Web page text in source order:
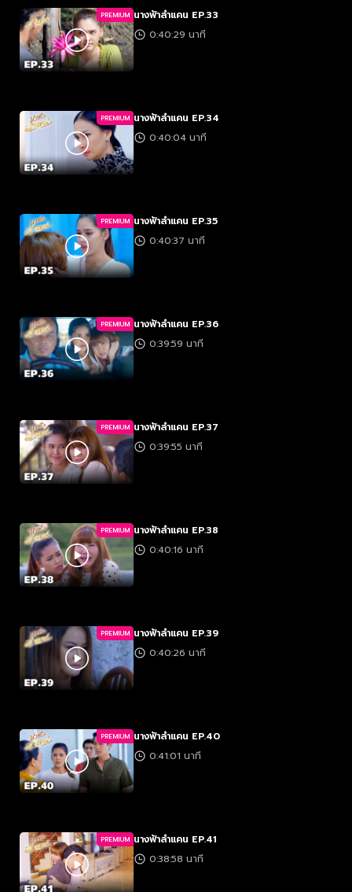
PREMIUM นางฟ้าลำแคน EP.33
0:40:29 นาที
PREMIUM นางฟ้าลำแคน EP.34
0:40:04 นาที
PREMIUM นางฟ้าลำแคน EP.35
0:40:37 นาที
PREMIUM นางฟ้าลำแคน EP.36
0:39:59 นาที
PREMIUM นางฟ้าลำแคน EP.37
0:39:55 นาที
PREMIUM นางฟ้าลำแคน EP.38
0:40:16 นาที
PREMIUM นางฟ้าลำแคน EP.39
0:40:26 นาที
PREMIUM นางฟ้าลำแคน EP.40
0:41:01 นาที
PREMIUM นางฟ้าลำแคน EP.41
0:38:58 นาที